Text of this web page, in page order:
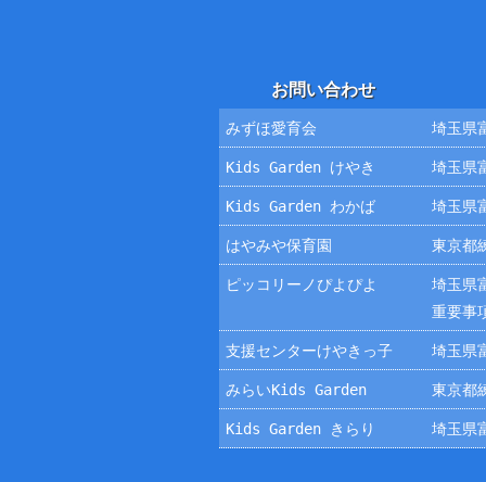
お問い合わせ
みずほ愛育会 埼玉県
Kids Garden けやき 埼玉県
Kids Garden わかば 埼玉県
はやみや保育園 東京都
ピッコリーノぴよぴよ
埼玉県
重要事
支援センターけやきっ子 埼玉県
みらいKids Garden 東京都
Kids Garden きらり 埼玉県